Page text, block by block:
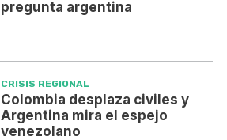
pregunta argentina
CRISIS REGIONAL
Colombia desplaza civiles y
Argentina mira el espejo
venezolano